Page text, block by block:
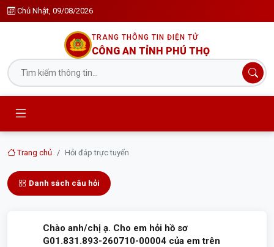
Chủ Nhật, 09/08/2026
TRANG THÔNG TIN ĐIỆN TỬ
CÔNG AN TỈNH PHÚ THỌ
Trang chủ Hỏi đáp trực tuyến
Danh sách câu hỏi
Chào anh/chị ạ. Cho em hỏi hồ sơ
G01.831.893-260710-00004 của em trên